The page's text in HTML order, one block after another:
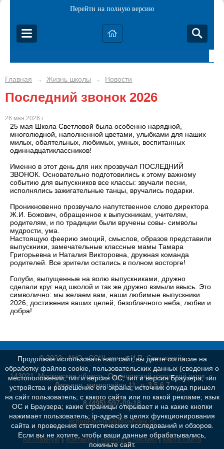
Перейти на полную версию
Главная → Жизнь школы → Новости
Последний звонок 2026
26 мая 2026 г.
25 мая Школа Светловой была особенно нарядной,
многолюдной, наполненной цветами, улыбками для наших
милых, обаятельных, любимых, умных, воспитанных
одиннадцатиклассников!
Именно в этот день для них прозвучал ПОСЛЕДНИЙ
ЗВОНОК. Основательно подготовились к этому важному
событию для выпускников все классы: звучали песни,
исполнялись зажигательные танцы, вручались подарки.
Проникновенно прозвучало напутственное слово директора
Ж.И. Божович, обращенное к выпускникам, учителям,
родителям, и по традиции были вручены совы- символы
мудрости, ума.
Настоящую феерию эмоций, смыслов, образов представили
выпускники, замечательные классные мамы Тамара
Григорьевна и Наталия Викторовна, дружная команда
родителей. Все зрители остались в полном восторге!
Голуби, выпущенные на волю выпускниками, дружно
сделали круг над школой и так же дружно взмыли ввысь. Это
символично: мы желаем вам, наши любимые выпускники
2026, достижения ваших целей, безоблачного неба, любви и
добра!
© 2022г. АНО «СОШ имени И.П. Светловой»
143021, Московская область, Одинцовский городской округ, д.
Дарьино, микрорайон 11, д. 3,5,6,7
8 (495) 597-09-18
school-svetlova@yandex.ru
на главную|контакты|написать письмо|карта сайта
Продолжая использовать наш сайт, вы даете согласие на
обработку файлов cookie, пользовательских данных (сведения о
местоположении; тип и версия ОС; тип и версия Браузера; тип
устройства и разрешение его экрана; источник откуда пришел
на сайт пользователь; с какого сайта или по какой рекламе; язык
ОС и Браузера; какие страницы открывает и на какие кнопки
нажимает пользователь; ip-адрес) в целях функционирования
сайта и проведения статистических исследований и обзоров.
Если вы не хотите, чтобы ваши данные обрабатывались,
покиньте сайт.